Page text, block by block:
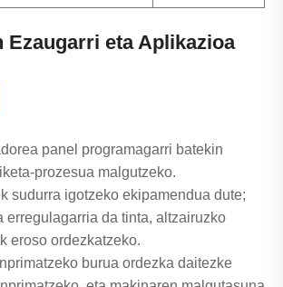
Ezaugarri eta Aplikazioa
panel programagarri batekin
prozesua malgutzeko.
sudurra igotzeko ekipamendua dute;
erregulagarria da tinta, altzairuzko
eroso ordezkatzeko.
burua ordezka daitezke